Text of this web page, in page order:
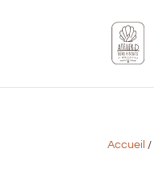
Accueil /